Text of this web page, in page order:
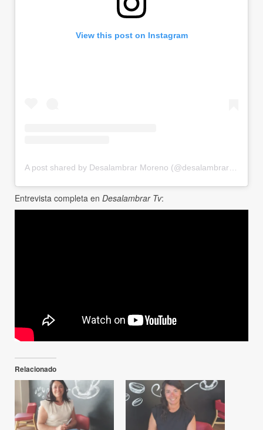
View this post on Instagram
A post shared by Desalambrar Moreno (@desalambrar_moreno)
Entrevista completa en Desalambrar Tv:
Relacionado